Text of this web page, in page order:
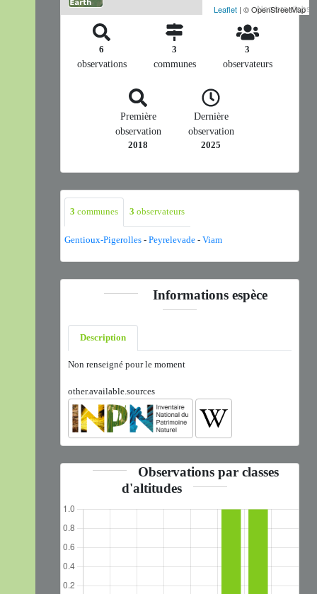
Nombre
Leaflet | © OpenStreetMap
6
observations
3
communes
3
observateurs
Première
observation
2018
Dernière
observation
2025
3 communes 3 observateurs
Gentioux-Pigerolles - Peyrelevade - Viam
Informations espèce
Description
Non renseigné pour le moment
other.available.sources
Observations par classes
d'altitudes